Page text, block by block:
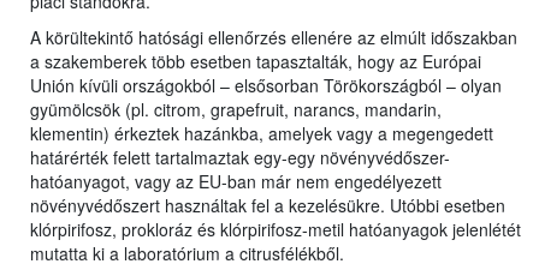
A körültekintő hatósági ellenőrzés ellenére az elmúlt időszakban
a szakemberek több esetben tapasztalták, hogy az Európai
Unión kívüli országokból – elsősorban Törökországból – olyan
gyümölcsök (pl. citrom, grapefruit, narancs, mandarin,
klementin) érkeztek hazánkba, amelyek vagy a megengedett
határérték felett tartalmaztak egy-egy növényvédőszer-
hatóanyagot, vagy az EU-ban már nem engedélyezett
növényvédőszert használtak fel a kezelésükre. Utóbbi esetben
klórpirifosz, prokloráz és klórpirifosz-metil hatóanyagok jelenlétét
mutatta ki a laboratórium a citrusfélékből.